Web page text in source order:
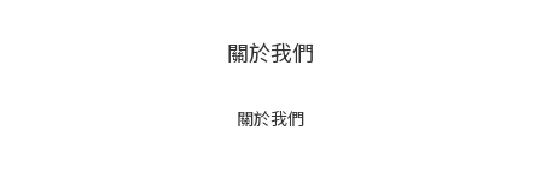
關於我們
關於我們